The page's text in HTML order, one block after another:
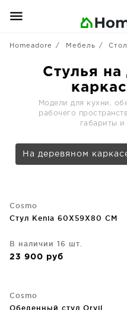
Homeadore Мебель
Стулья
Модели для кухни,
рабочего
габариты и
На деревяном
Cosmo
Стул Kenia 60X59X80 CM
В наличии 16 шт.
23 900 руб
Cosmo
Обеденный стул Orvil